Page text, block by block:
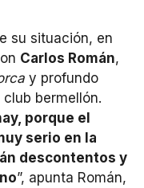
su situación, en
Carlos Román,
y profundo
bermellón.
porque el
serio en la
descontentos y
”, apunta Román,